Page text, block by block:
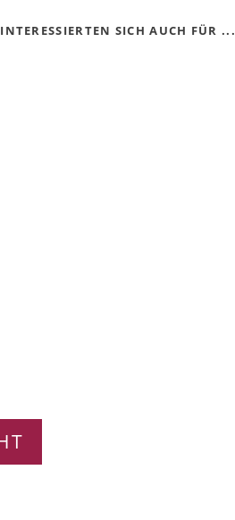
SICH AUCH FÜR ...